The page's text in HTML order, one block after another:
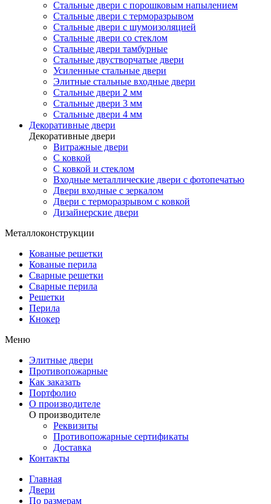
Стальные двери с порошковым напылением
Стальные двери с терморазрывом
Стальные двери с шумоизоляцией
Стальные двери со стеклом
Стальные двери тамбурные
Стальные двустворчатые двери
Усиленные стальные двери
Элитные стальные входные двери
Стальные двери 2 мм
Стальные двери 3 мм
Стальные двери 4 мм
Декоративные двери
Декоративные двери
Витражные двери
С ковкой
С ковкой и стеклом
Входные металлические двери с фотопечатью
Двери входные с зеркалом
Двери с терморазрывом с ковкой
Дизайнерские двери
Металлоконструкции
Кованые решетки
Кованые перила
Сварные решетки
Сварные перила
Решетки
Перила
Кнокер
Меню
Элитные двери
Противопожарные
Как заказать
Портфолио
О производителе
О производителе
Реквизиты
Противопожарные сертификаты
Доставка
Контакты
Главная
Двери
По размерам